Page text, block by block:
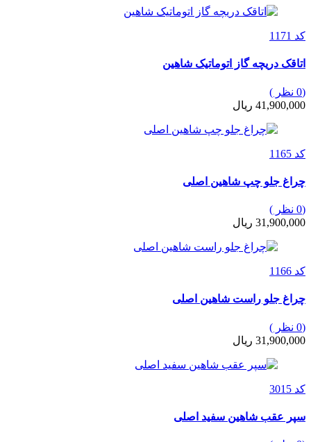
کد 1171
اتاقک دریچه گاز اتوماتیک شاهین
(0 نظر )
41,900,000 ریال
کد 1165
چراغ جلو چپ شاهین اصلی
(0 نظر )
31,900,000 ریال
کد 1166
چراغ جلو راست شاهین اصلی
(0 نظر )
31,900,000 ریال
کد 3015
سپر عقب شاهین سفید اصلی